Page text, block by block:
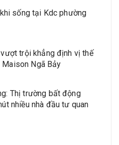
sống tại Kdc phường
trội khẳng định vị thế
Maison Ngã Bảy
Thị trường bất động
nhiều nhà đầu tư quan